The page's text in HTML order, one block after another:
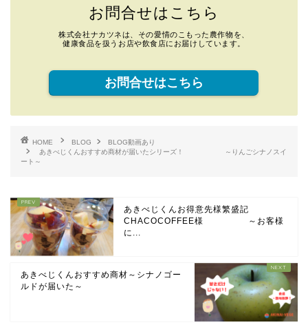
お問合せはこちら
株式会社ナカツネは、その愛情のこもった農作物を、
健康食品を扱うお店や飲食店にお届けしています。
お問合せはこちら
HOME BLOG
BLOG動画あり
あきべじくんおすすめ商材が届いたシリーズ！ ～りんごシナノスイ
ート～
あきべじくんお得意先様繁盛記
CHACOCOFFEE様 ～お客様
に...
あきべじくんおすすめ商材～シナノゴー
ルドが届いた～